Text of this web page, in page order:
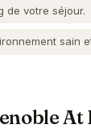
de votre séjour.
sain
At